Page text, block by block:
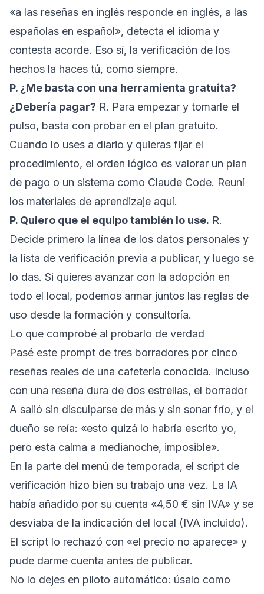
«a las reseñas en inglés responde en inglés, a las
españolas en español», detecta el idioma y
contesta acorde. Eso sí, la verificación de los
hechos la haces tú, como siempre.
P. ¿Me basta con una herramienta gratuita?
¿Debería pagar? R. Para empezar y tomarle el
pulso, basta con probar en el plan gratuito.
Cuando lo uses a diario y quieras fijar el
procedimiento, el orden lógico es valorar un plan
de pago o un sistema como Claude Code. Reuní
los materiales de aprendizaje aquí.
P. Quiero que el equipo también lo use. R.
Decide primero la línea de los datos personales y
la lista de verificación previa a publicar, y luego se
lo das. Si quieres avanzar con la adopción en
todo el local, podemos armar juntos las reglas de
uso desde la formación y consultoría.
Lo que comprobé al probarlo de verdad
Pasé este prompt de tres borradores por cinco
reseñas reales de una cafetería conocida. Incluso
con una reseña dura de dos estrellas, el borrador
A salió sin disculparse de más y sin sonar frío, y el
dueño se reía: «esto quizá lo habría escrito yo,
pero esta calma a medianoche, imposible».
En la parte del menú de temporada, el script de
verificación hizo bien su trabajo una vez. La IA
había añadido por su cuenta «4,50 € sin IVA» y se
desviaba de la indicación del local (IVA incluido).
El script lo rechazó con «el precio no aparece» y
pude darme cuenta antes de publicar.
No lo dejes en piloto automático: úsalo como